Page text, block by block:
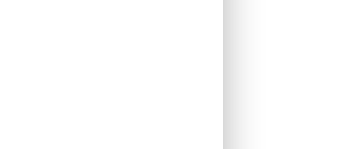
eine
Tretautos
oder
separate
Ihnen
erreichen.